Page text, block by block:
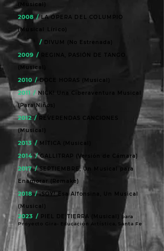
(Musical)
2008 / LA ÓPERA DEL COLUMPIO
(Musical
Lírico)
/ DIVUM (No Estrenada)
2009 /
REGINA, PASIÓN DE TANGO
(Musical)
2010 / DOCE HORAS (Musical)
2011 / NICK! Una Ciberaventura Musical
(Para Niños)
2012 / REVERENDAS CANCIONES
(Musical)
2013 / MÍTICA (Musical)
2014 / GALLITRAP (Versión de Cámara)
2017 / SEPTIEMBRE, Un Musical para
Enamorar (Remake)
2018 / ¡SOY! Esa Alfonsina, Un Musical
(Musical)
2023 / PIEL DE TIERRA (Musical)
para
Proyecto Gira- Educación Artística, Santa Fe